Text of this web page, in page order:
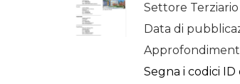
Settore Terziario
Data di
Segna i codici